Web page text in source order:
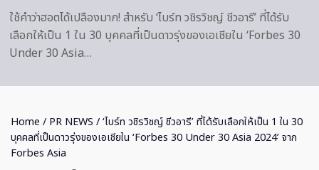
ใช้คำว่าฮอตได้เปลืองมาก! สำหรับ ‘ไบร์ท วชิรวิชญ์ ชีวอารี’ ที่ได้รับ
เลือกให้เป็น 1 ใน 30 บุคคลที่เป็นดาวรุ่งของเอเชียใน ‘Forbes 30
Under 30 Asia…
Home / PR NEWS / ‘ไบร์ท วชิรวิชญ์ ชีวอารี’ ที่ได้รับเลือกให้เป็น 1 ใน 30
บุคคลที่เป็นดาวรุ่งของเอเชียใน ‘Forbes 30 Under 30 Asia 2024’ จาก
Forbes Asia